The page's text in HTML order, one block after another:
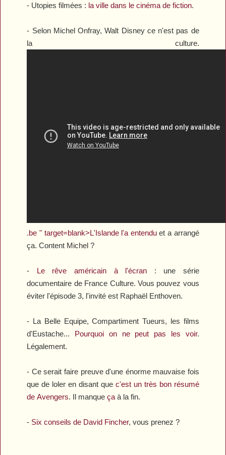
- Utopies filmées : la ville dans le cinéma de fiction.
- Selon Michel Onfray, Walt Disney ce n'est pas de
la culture.
.be " target=blank>L'Islande l'a entenduet a arrangé
ça. Content Michel ?
- Le rêve américain à l'écran : une série
documentaire de France Culture. Vous pouvez vous
éviter l'épisode 3, l'invité est Raphaël Enthoven.
- La Belle Equipe,Compartiment Tueurs, les films
d'Eustache... Pourquoi on ne peut pas les voir.
Légalement.
- Ce serait faire preuve d'une énorme mauvaise fois
que de loler en disant que c'est un très bon résumé
deAvengers. Il manqueça à la fin.
- Six conseils de David Fincher, vous prenez ?